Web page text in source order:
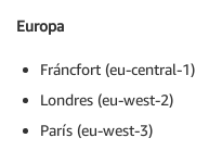
Europa
Fráncfort (eu-central-1)
Londres (eu-west-2)
París (eu-west-3)